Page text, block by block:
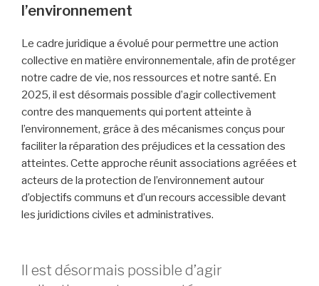
l’environnement
Le cadre juridique a évolué pour permettre une action
collective en matière environnementale, afin de protéger
notre cadre de vie, nos ressources et notre santé. En
2025, il est désormais possible d’agir collectivement
contre des manquements qui portent atteinte à
l’environnement, grâce à des mécanismes conçus pour
faciliter la réparation des préjudices et la cessation des
atteintes. Cette approche réunit associations agréées et
acteurs de la protection de l’environnement autour
d’objectifs communs et d’un recours accessible devant
les juridictions civiles et administratives.
Il est désormais possible d’agir